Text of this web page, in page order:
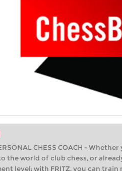
CHESS COACH -
the world of club chess, or
level: with FRITZ, you can